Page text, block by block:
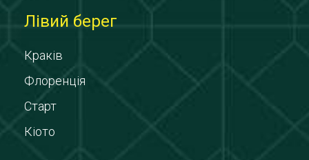
Лівий берег
Краків
Флоренція
Старт
Кіото